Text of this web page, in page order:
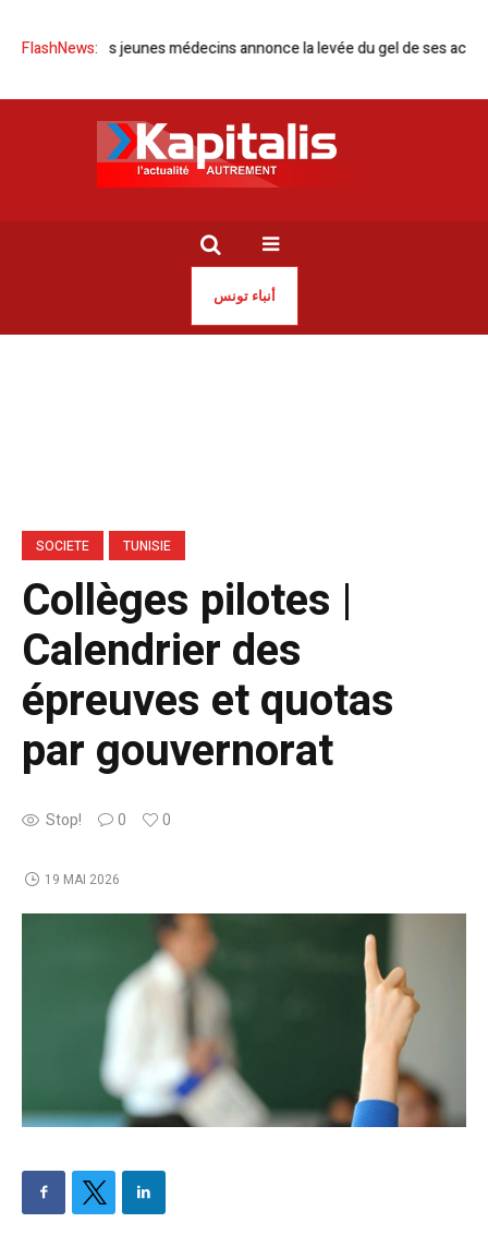
FlashNews:
des jeunes médecins annonce la levée du gel de ses activités
أنباء تونس
SOCIETE TUNISIE
Collèges pilotes |
Calendrier des
épreuves et quotas
par gouvernorat
Stop! 0 0
19 MAI 2026